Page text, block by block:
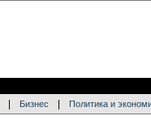
Бизнес Политика и